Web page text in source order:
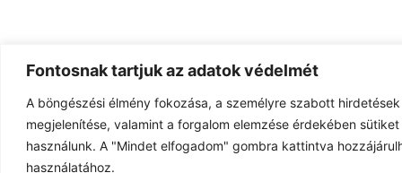
Fontosnak tartjuk az adatok védelmét
A böngészési élmény fokozása, a személyre szabott
megjelenítése, valamint a forgalom elemzése érdekében
használunk. A "Mindet elfogadom" gombra kattintva
használatához.